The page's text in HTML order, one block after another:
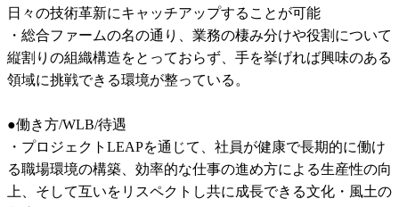
日々の技術革新にキャッチアップすることが可能
・総合ファームの名の通り、業務の棲み分けや役割について
縦割りの組織構造をとっておらず、手を挙げれば興味のある
領域に挑戦できる環境が整っている。
●働き方/WLB/待遇
・プロジェクトLEAPを通じて、社員が健康で長期的に働け
る職場環境の構築、効率的な仕事の進め方による生産性の向
上、そして互いをリスペクトし共に成長できる文化・風土の